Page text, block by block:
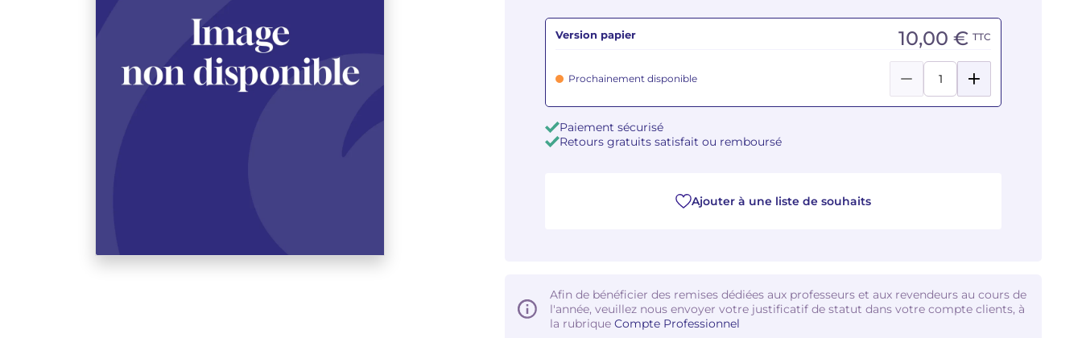
Version papier 10,00 € TTC
Prochainement disponible
Paiement sécurisé
Retours gratuits satisfait ou remboursé
Ajouter à une liste de souhaits
Afin de bénéficier des remises dédiées aux professeurs et aux revendeurs au cours de
l'année, veuillez nous envoyer votre justificatif de statut dans votre compte clients, à
la rubrique Compte Professionnel